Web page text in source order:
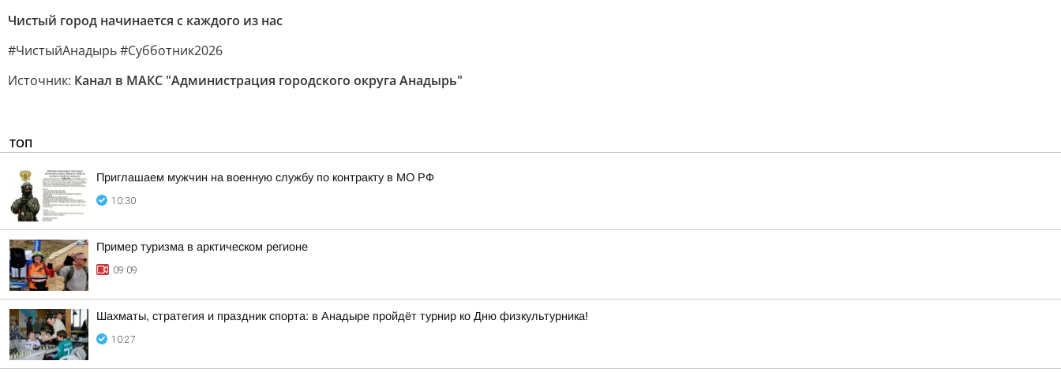
Чистый город начинается с каждого из нас
#ЧистыйАнадырь #Субботник2026
Источник: Канал в МАКС "Администрация городского округа Анадырь"
ТОП
Приглашаем мужчин на военную службу по контракту в МО РФ
10:30
Пример туризма в арктическом регионе
09:09
Шахматы, стратегия и праздник спорта: в Анадыре пройдёт турнир ко Дню физкультурника!
10:27